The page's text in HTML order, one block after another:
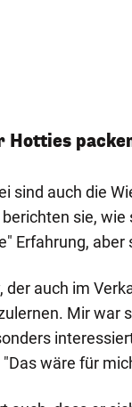
Hotties
sind auch die
berichten sie, wie
Erfahrung,
der auch im
Mir war
wäre für